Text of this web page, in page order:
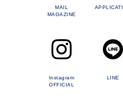
MAIL
MAGAZINE
Instagram
OFFICIAL
LINE